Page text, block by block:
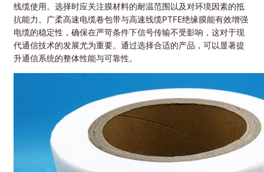
线缆使用。选择时应关注膜材料的耐温范围以及对环境因素的抵
抗能力。广柔高速电缆卷包带与高速线缆PTFE绝缘膜能有效增强
电缆的稳定性，确保在严苛条件下信号传输不受影响，这对于现
代通信技术的发展尤为重要。通过选择合适的产品，可以显著提
升通信系统的整体性能与可靠性。